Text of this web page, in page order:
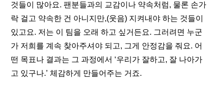
것들이 많아요. 팬분들과의 교감이나 약속처럼, 물론 손가
락 걸고 약속한 건 아니지만,(웃음) 지켜내야 하는 것들이
있고요. 저는 이 팀을 오래 하고 싶거든요. 그러려면 누군
가 저희를 계속 찾아주셔야 되고, 그게 안정감을 줘요. 어
떤 목표나 결과는 그 과정에서 ‘우리가 잘하고, 잘 나아가
고 있구나.’ 체감하게 만들어주는 거죠.